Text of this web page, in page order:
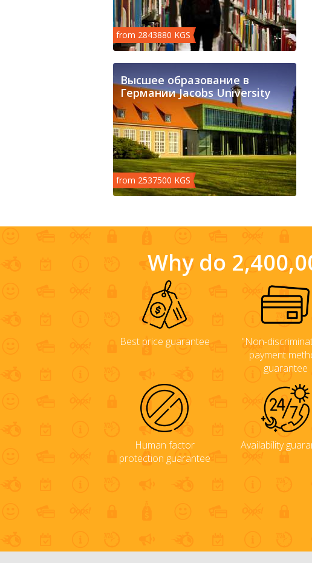
from 2843880 KGS
Высшее образование в
Германии Jacobs University
from 2537500 KGS
Why do
Best price guarantee
"Non-
payment
guarantee
Human factor
protection guarantee
Availability